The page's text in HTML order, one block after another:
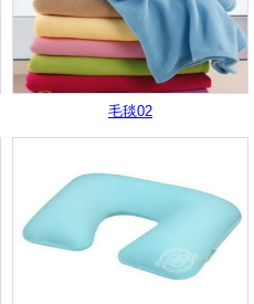
毛毯02